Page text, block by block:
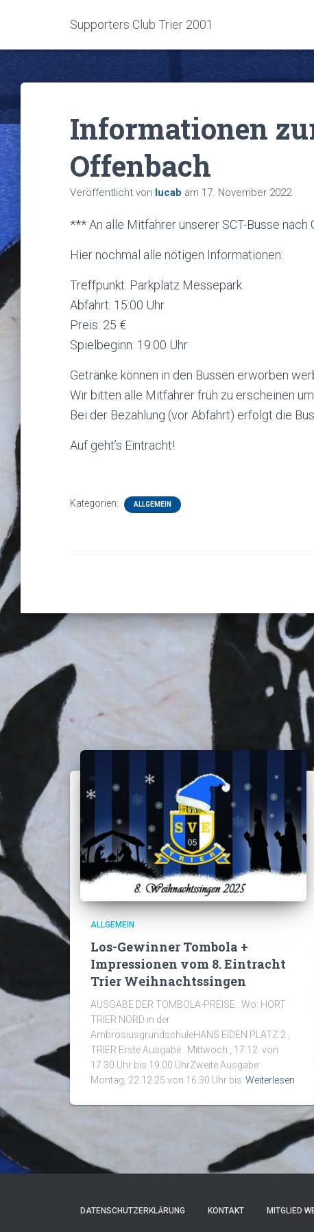
Supporters Club Trier 2001
Informationen
Offenbach
Veröffentlicht von lucab am 17. November 2022
*** An alle Mitfahrer unserer SCT-Busse
Hier nochmal alle nötigen Informationen:
Treffpunkt: Parkplatz Messepark
Abfahrt: 15:00 Uhr
Preis: 25 €
Spielbeginn: 19:00 Uhr
Getränke können in den Bussen erworben
Wir bitten alle Mitfahrer früh zu erscheinen
Bei der Bezahlung (vor Abfahrt) erfolgt die
Auf geht’s Eintracht!
Kategorien: ALLGEMEIN
ALLGEMEIN
Los-Gewinner Tombola +
Impressionen vom 8. Eintracht
Trier Weihnachtssingen
AUSGABE DER TOMBOLA-PREISE : Wo: HORT
TRIER NORD in der
AmbrosiusgrundschuleHANS EIDEN PLATZ 2 ,
TRIER Erste Ausgabe : Mittwoch , 17.12. von
17.30 Uhr bis 19.00 UhrZweite Ausgabe:
Montag, 22.12.25 von 16.30 Uhr bis Weiterlesen
DATENSCHUTZERKLÄRUNG KONTAKT MITGLIED